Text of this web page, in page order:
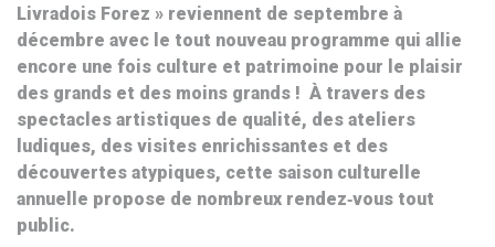
Livradois Forez » reviennent de septembre à
décembre avec le tout nouveau programme qui allie
encore une fois culture et patrimoine pour le plaisir
des grands et des moins grands ! À travers des
spectacles artistiques de qualité, des ateliers
ludiques, des visites enrichissantes et des
découvertes atypiques, cette saison culturelle
annuelle propose de nombreux rendez‐vous tout
public.